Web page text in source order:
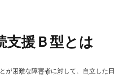
支援Ｂ型とは
が困難な障害者に対して、自立した日